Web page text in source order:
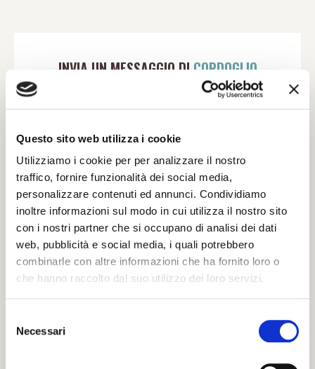
Questo sito web utilizza i cookie
Utilizziamo i cookie per per analizzare il nostro
traffico, fornire funzionalità dei social media,
personalizzare contenuti ed annunci. Condividiamo
inoltre informazioni sul modo in cui utilizza il nostro sito
con i nostri partner che si occupano di analisi dei dati
web, pubblicità e social media, i quali potrebbero
combinarle con altre informazioni che ha fornito loro o
che hanno raccolto dal suo utilizzo dei loro servizi.
Necessari
INVIA UN MESSAGGIO DI CORDOGLIO
Sarà nostra premura far pervenire alla famiglia
del defunto il tuo messaggio.
Il tuo nome e cognome *
La tua Email *
Il tuo numero di Telefono